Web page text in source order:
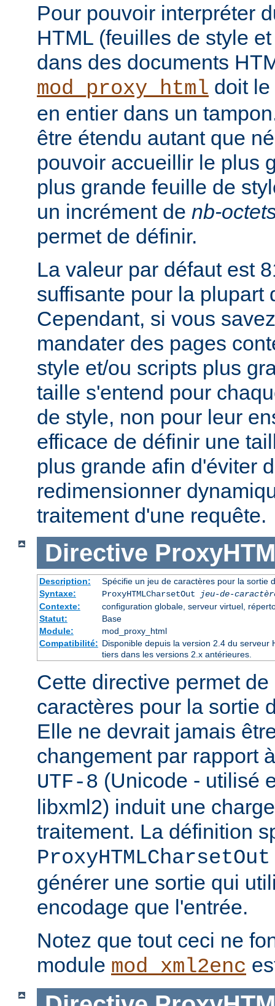
Pour pouvoir interpréter
HTML (feuilles de style
dans des documents
mod_proxy_html doit
en entier dans un
être étendu autant que
pouvoir accueillir le plus
plus grande feuille de
un incrément de nb-
permet de définir.
La valeur par défaut est
suffisante pour la plupart
Cependant, si vous
mandater des pages
style et/ou scripts plus
taille s'entend pour
de style, non pour leur
efficace de définir une
plus grande afin d'éviter
redimensionner
traitement d'une requête.
Directive
Description:
Spécifie un jeu de caractères pour la sortie
Syntaxe:
ProxyHTMLCharsetOut
jeu-de-
Contexte:
configuration globale, serveur virtuel,
Statut:
Base
Module:
mod_proxy_html
Compatibilité: Disponible depuis la version 2.4 du serveur
tiers dans les versions 2.x antérieures.
Cette directive permet
caractères pour la sortie
Elle ne devrait jamais
changement par rapport
UTF-8 (Unicode - utilisé
libxml2) induit une
traitement. La définition
générer une sortie qui
encodage que l'entrée.
Notez que tout ceci ne
module mod_xml2enc